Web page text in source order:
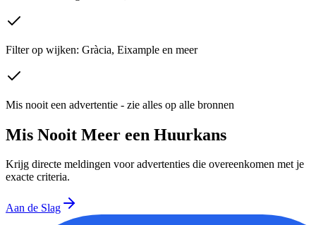
Filter op wijken: Gràcia, Eixample en meer
Mis nooit een advertentie - zie alles op alle bronnen
Mis Nooit Meer een Huurkans
Krijg directe meldingen voor advertenties die overeenkomen met je
exacte criteria.
Aan de Slag